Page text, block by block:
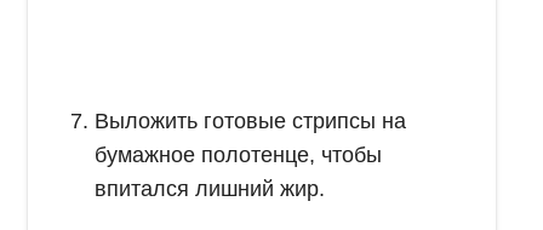
Выложить готовые стрипсы на
бумажное полотенце, чтобы
впитался лишний жир.